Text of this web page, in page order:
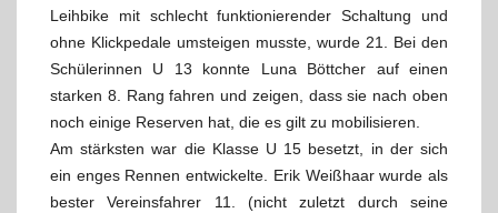
Leihbike mit schlecht funktionierender Schaltung und
ohne Klickpedale umsteigen musste, wurde 21. Bei den
Schülerinnen U 13 konnte Luna Böttcher auf einen
starken 8. Rang fahren und zeigen, dass sie nach oben
noch einige Reserven hat, die es gilt zu mobilisieren.
Am stärksten war die Klasse U 15 besetzt, in der sich
ein enges Rennen entwickelte. Erik Weißhaar wurde als
bester Vereinsfahrer 11. (nicht zuletzt durch seine